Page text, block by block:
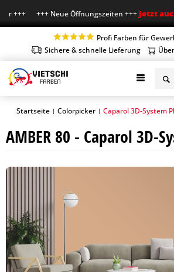
+++ +++ Neue Öffnungszeiten +++Jetzt auch
Profi Farben für
Sichere & schnelle Lieferung
Startseite | Colorpicker | Caparol 3D-System
AMBER 80 - Caparol 3D-